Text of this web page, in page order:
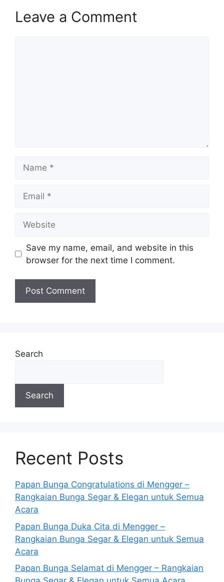
Leave a Comment
Save my name, email, and website in this
browser for the next time I comment.
Search
Search
Recent Posts
Papan Bunga Congratulations di Mengger –
Rangkaian Bunga Segar & Elegan untuk Semua
Acara
Papan Bunga Duka Cita di Mengger –
Rangkaian Bunga Segar & Elegan untuk Semua
Acara
Papan Bunga Selamat di Mengger – Rangkaian